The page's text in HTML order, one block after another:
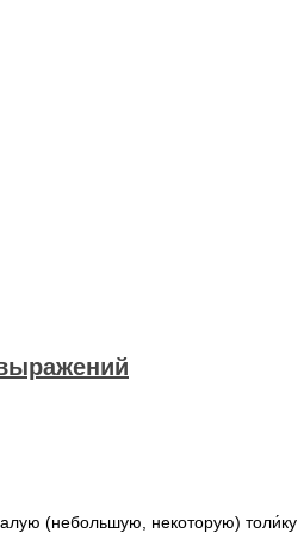
(небольшую, некоторую) толи́ку